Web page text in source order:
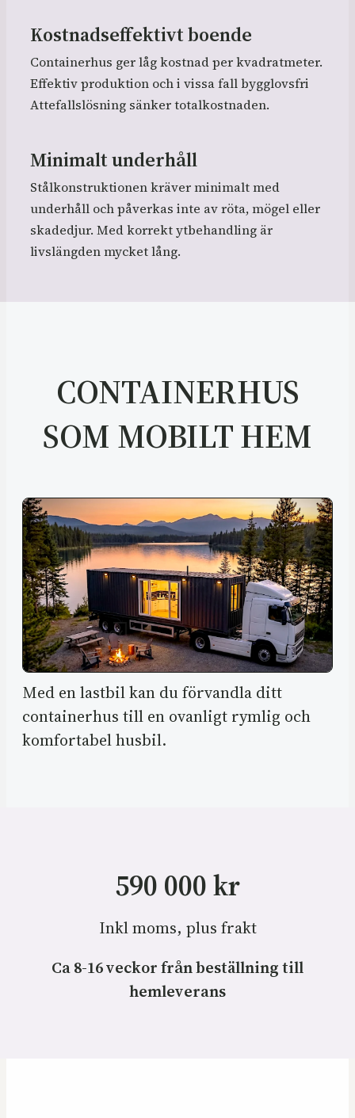
Kostnadseffektivt boende
Containerhus ger låg kostnad per kvadratmeter.
Effektiv produktion och i vissa fall bygglovsfri
Attefallslösning sänker totalkostnaden.
Minimalt underhåll
Stålkonstruktionen kräver minimalt med
underhåll och påverkas inte av röta, mögel eller
skadedjur. Med korrekt ytbehandling är
livslängden mycket lång.
CONTAINERHUS
SOM MOBILT HEM
Med en lastbil kan du förvandla ditt
containerhus till en ovanligt rymlig och
komfortabel husbil.
590 000 kr
Inkl moms, plus frakt
Ca 8-16 veckor från beställning till
hemleverans